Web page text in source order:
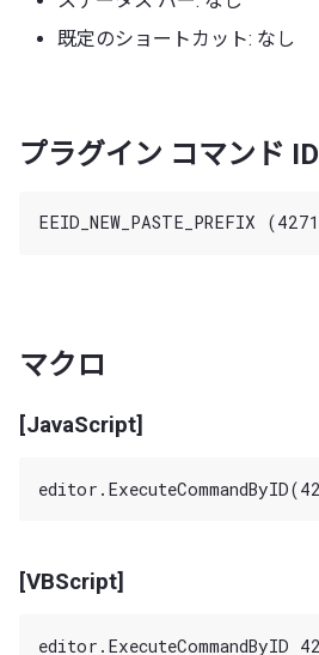
既定のショートカット: なし
プラグイン コマンド ID
マクロ
[JavaScript]
[VBScript]